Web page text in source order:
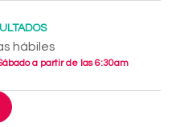
hábiles
a partir de las 6:30am